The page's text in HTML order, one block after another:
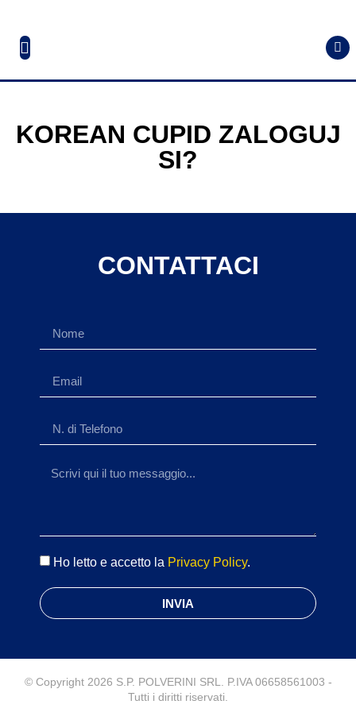
KOREAN CUPID ZALOGUJ
SI?
CONTATTACI
Ho letto e accetto la Privacy Policy.
INVIA
© Copyright 2026 S.P. POLVERINI SRL. P.IVA 06658561003 -
Tutti i diritti riservati.